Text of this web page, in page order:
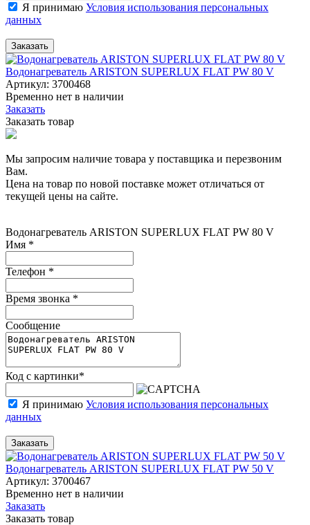
Я принимаю Условия использования персональных
данных
Заказать
Водонагреватель ARISTON SUPERLUX FLAT PW 80 V
Артикул: 3700468
Временно нет в наличии
Заказать
Заказать товар
Мы запросим наличие товара у поставщика и перезвоним
Вам.
Цена на товар по новой поставке может отличаться от
текущей цены на сайте.
Водонагреватель ARISTON SUPERLUX FLAT PW 80 V
Имя *
Телефон *
Время звонка *
Сообщение
Код с картинки*
Я принимаю Условия использования персональных
данных
Заказать
Водонагреватель ARISTON SUPERLUX FLAT PW 50 V
Артикул: 3700467
Временно нет в наличии
Заказать
Заказать товар